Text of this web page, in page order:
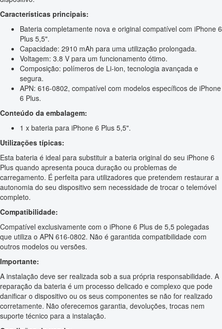
Características principais:
Bateria completamente nova e original compatível com iPhone 6
Plus 5,5".
Capacidade: 2910 mAh para uma utilização prolongada.
Voltagem: 3.8 V para um funcionamento ótimo.
Composição: polímeros de Li-ion, tecnologia avançada e
segura.
APN: 616-0802, compatível com modelos específicos de iPhone
6 Plus.
Conteúdo da embalagem:
1 x bateria para iPhone 6 Plus 5,5".
Utilizações típicas:
Esta bateria é ideal para substituir a bateria original do seu iPhone 6
Plus quando apresenta pouca duração ou problemas de
carregamento. É perfeita para utilizadores que pretendem restaurar a
autonomia do seu dispositivo sem necessidade de trocar o telemóvel
completo.
Compatibilidade:
Compatível exclusivamente com o iPhone 6 Plus de 5,5 polegadas
que utiliza o APN 616-0802. Não é garantida compatibilidade com
outros modelos ou versões.
Importante:
A instalação deve ser realizada sob a sua própria responsabilidade. A
reparação da bateria é um processo delicado e complexo que pode
danificar o dispositivo ou os seus componentes se não for realizado
corretamente. Não oferecemos garantia, devoluções, trocas nem
suporte técnico para a instalação.